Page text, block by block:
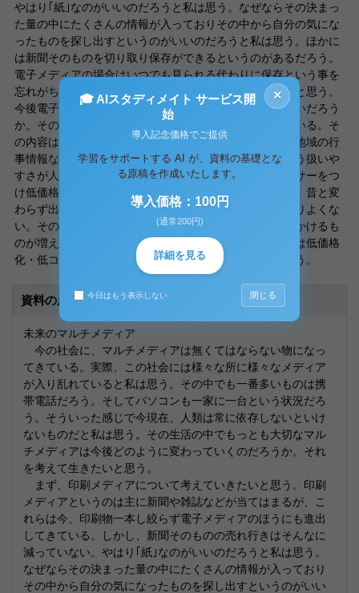
やはり｢紙｣なのがいいのだろうと私は思う。なぜならその決まっ
た量の中にたくさんの情報が入っておりその中から自分の気にな
ったものを探し出すというのがいいのだろうと私は思う。ほかに
は新聞そのものを切り取り保存ができるというのがあるだろう。
電子メディアの場合はいつでも見られる代わりに保存という事を
忘れがちになるのだと私は思う。あとは携帯性だろうかと思う。
今後電子メディアとの融合が最も期待されるものではないだろう
か。その他に｢無料情報誌｣というのが現在話題になっている。そ
の内容はアルバイトの情報、飲食店のクーポン券、その地域の行
事情報など様々でこれも持ちはこべる便利さと無料という扱いや
すさが人気の秘密だと私は思う。出版物も様々なスポンサーをつ
け低価格で発売するというものが増えてきている。一方、昔と変
わらず出版会社が発売する文庫本などの売れ行きはあまりよくな
い。そのほかにも古本屋、漫画喫茶など売上に足止めをかけるも
のが増えていているのも事実だろう。このように出版物は低価格
化・低コスト化が年々増加していく傾向にあると私は思う。
資料の原本内容
未来のマルチメディア
今の社会に、マルチメディアは無くてはならない物になっ
てきている。実際、この社会には様々な所に様々なメディア
が入り乱れていると私は思う。その中でも一番多いものは携
帯電話だろう。そしてパソコンも一家に一台という状況だろ
う。そういった感じで今現在、人類は常に依存しないといけ
ないものだと私は思う。その生活の中でもっとも大切なマル
チメディアは今後どのように変わっていくのだろうか。それ
を考えて生きたいと思う。
まず、印刷メディアについて考えていきたいと思う。印刷
メディアというのは主に新聞や雑誌などが当てはまるが、こ
れらは今、印刷物一本し絞らず電子メディアのほうにも進出
してきている。しかし、新聞そのものの売れ行きはそんなに
減っていない。やはり｢紙｣なのがいいのだろうと私は思う。
なぜならその決まった量の中にたくさんの情報が入っており
その中から自分の気になったものを探し出すというのがいい
×
🎓 AIスタディメイト サービス開
始
導入記念価格でご提供
学習をサポートする AI が、資料の基礎とな
る原稿を作成いたします。
導入価格：100円
(通常200円)
詳細を見る
今日はもう表示しない 閉じる